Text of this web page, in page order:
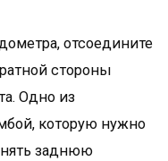
отсоедините
стороны
Одно из
которую нужно
заднюю